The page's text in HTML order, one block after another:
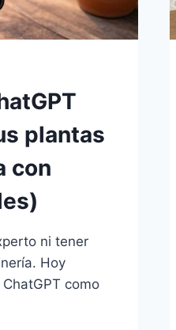
plantas
con
ni tener
Hoy
como